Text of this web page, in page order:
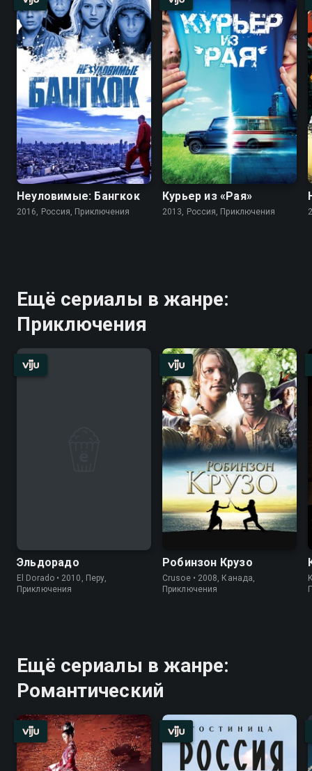
Неуловимые: Бангкок
2016, Россия, Приключения
Курьер из «Рая»
2013, Россия, Приключения
Ещё сериалы в жанре:
Приключения
Эльдорадо
El Dorado • 2010, Перу,
Приключения
Робинзон Крузо
Crusoe • 2008, Канада,
Приключения
Ещё сериалы в жанре:
Романтический